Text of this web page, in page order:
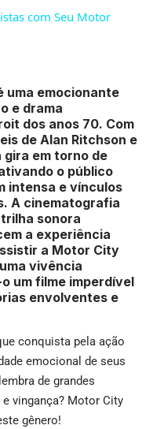
com Seu Motor
uma emocionante
e drama
dos anos 70. Com
de Alan Ritchson e
gira em torno de
o público
intensa e vínculos
A cinematografia
sonora
a experiência
a Motor City
vivência
um filme imperdível
envolventes e
conquista pela ação
emocional de seus
de grandes
vingança? Motor City
gênero!